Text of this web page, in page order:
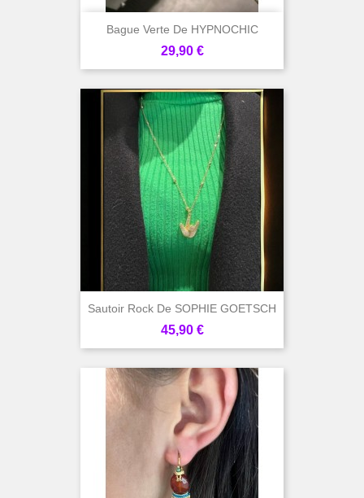
Bague Verte De HYPNOCHIC
Prix
29,90 €
Sautoir Rock De SOPHIE GOETSCH
Prix
45,90 €